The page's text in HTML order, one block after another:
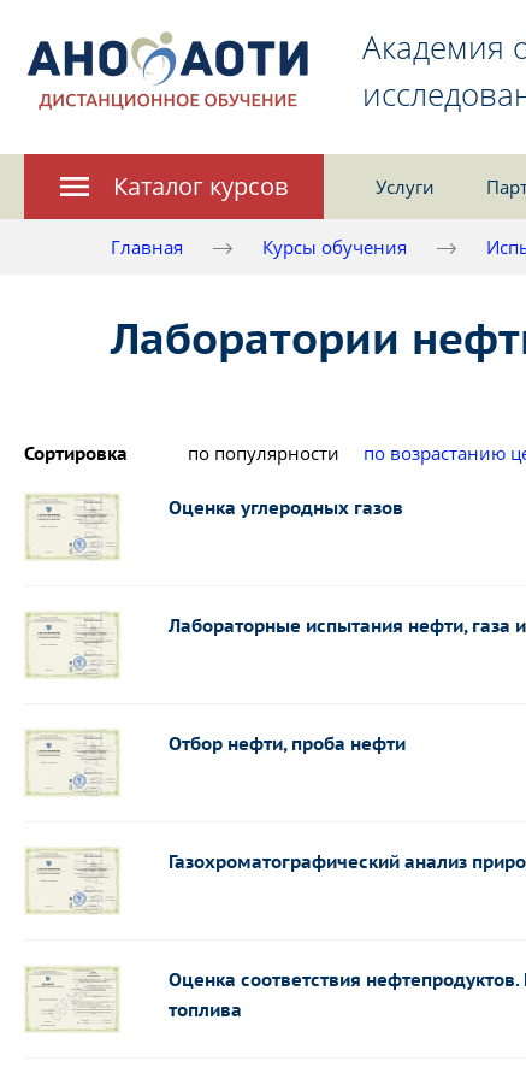
Академия
Каталог курсов Услуги
Главная Курсы обучения
Лаборатории
Сортировка по популярности по возрастанию
Оценка углеродных газов
Лабораторные испытания нефти, газа
Отбор нефти, проба нефти
Газохроматографический анализ
Оценка соответствия
топлива